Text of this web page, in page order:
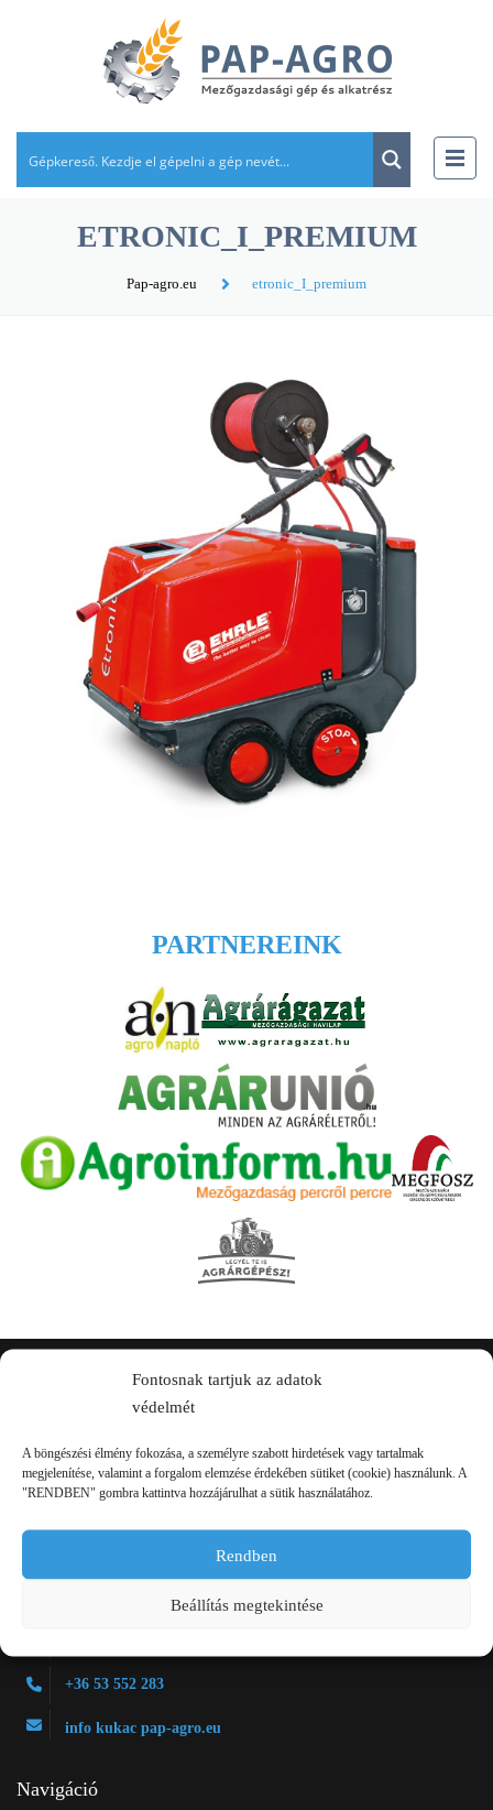
Fontosnak tartjuk az adatok
védelmét
A böngészési élmény fokozása, a személyre szabott hirdetések vagy tartalmak
megjelenítése, valamint a forgalom elemzése érdekében sütiket (cookie) használunk. A
"RENDBEN" gombra kattintva hozzájárulhat a sütik használatához.
Rendben
Beállítás megtekintése
ETRONIC_I_PREMIUM
Pap-agro.eu etronic_I_premium
PARTNEREINK
2750 Nagykőrös Alsójárás d. 1/a
+36 53 552 283
info kukac pap-agro.eu
Navigáció